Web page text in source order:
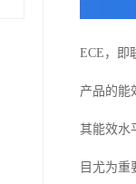
ECE，即
产品的能
其能效水
目尤为重